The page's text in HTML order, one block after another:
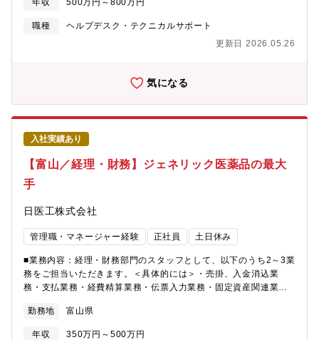
験を活かしつつ、新たな領域にも挑戦し、会社とともに成長して
いきたい方を歓迎します。【想定領域】■技術系：医薬・化学業界
GMP関連などの業務■バックオフィス系：企画／データ分析／事
向 × 事業戦略 × 組織状況を踏まえ、対話を通じて双方合意のもと
決定します。【仕事の魅力】・経験・志向に応じて役割を決定す
るため、これまでのキャリアを活かしながら新たな領域にも挑戦
できる・医薬品原薬の受託製造という専門性の高い事業を通じ
て、社会貢献性の高い仕事に携われる・事業拡大フェーズにあ
り、組織づくりや業務改善にも主体的に関われる環境・職種にと
らわれずキャリアの幅を広げられる
年収 500万円～800万円
職種
ヘルプデスク・テクニカルサポート
更新日 2026.05.26
気になる
入社実績あり
【富山／経理・財務】ジェネリック医薬品の最大
手
日医工株式会社
管理職・マネージャー経験 正社員 土日休み
■業務内容：経理・財務部門のスタッフとして、以下のうち2～3業
務をご担当いただきます。＜具体的には＞・売掛、入金消込業
務・支払業務・経費精算業務・伝票入力業務・固定資産関連業
品質の高い医療用医薬品の製造販売を続けてきたジェネリック医
薬品メーカーです。当社が製造販売している医療用医薬品は多く
勤務地 富山県
年収 350万円～500万円